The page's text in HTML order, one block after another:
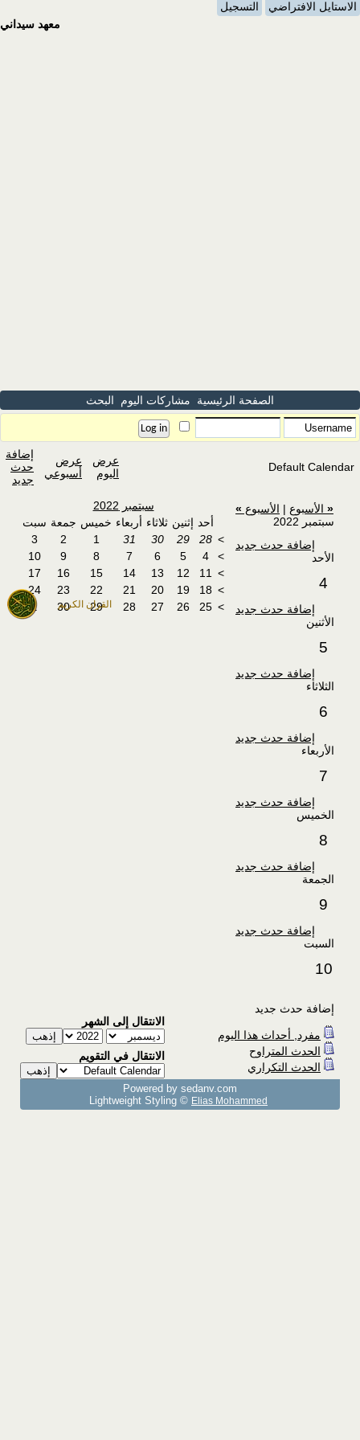
القران الكريم
الاستايل الافتراضي
التسجيل
معهد سيداني
الصفحة الرئيسية مشاركات اليوم البحث
Default Calendar
عرض
اليوم
عرض
أسبوعي
إضافة
حدث
جديد
« الأسبوع | الأسبوع »
سبتمبر 2022
إضافة حدث جديد
الأحد
4
إضافة حدث جديد
الأثنين
5
إضافة حدث جديد
الثلاثاء
6
إضافة حدث جديد
الأربعاء
7
إضافة حدث جديد
الخميس
8
إضافة حدث جديد
الجمعة
9
إضافة حدث جديد
السبت
10
سبتمبر 2022
أحد إثنين ثلاثاء أربعاء خميس جمعة سبت
>
28
29
30
31
1
2
3
>
4
5
6
7
8
9
10
>
11
12
13
14
15
16
17
>
18
19
20
21
22
23
24
>
25
26
27
28
29
30
1
إضافة حدث جديد
مفرد, أحداث هذا اليوم
الحدث المتراوح
الحدث التكراري
الانتقال إلى الشهر
الانتقال في التقويم
Powered by sedany.com
Lightweight Styling © Elias Mohammed